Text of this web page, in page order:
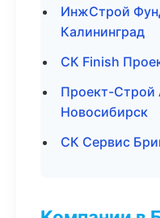
ИнжСтрой
Калининград
СК Finish
Проект-
Новосибирск
СК Сервис